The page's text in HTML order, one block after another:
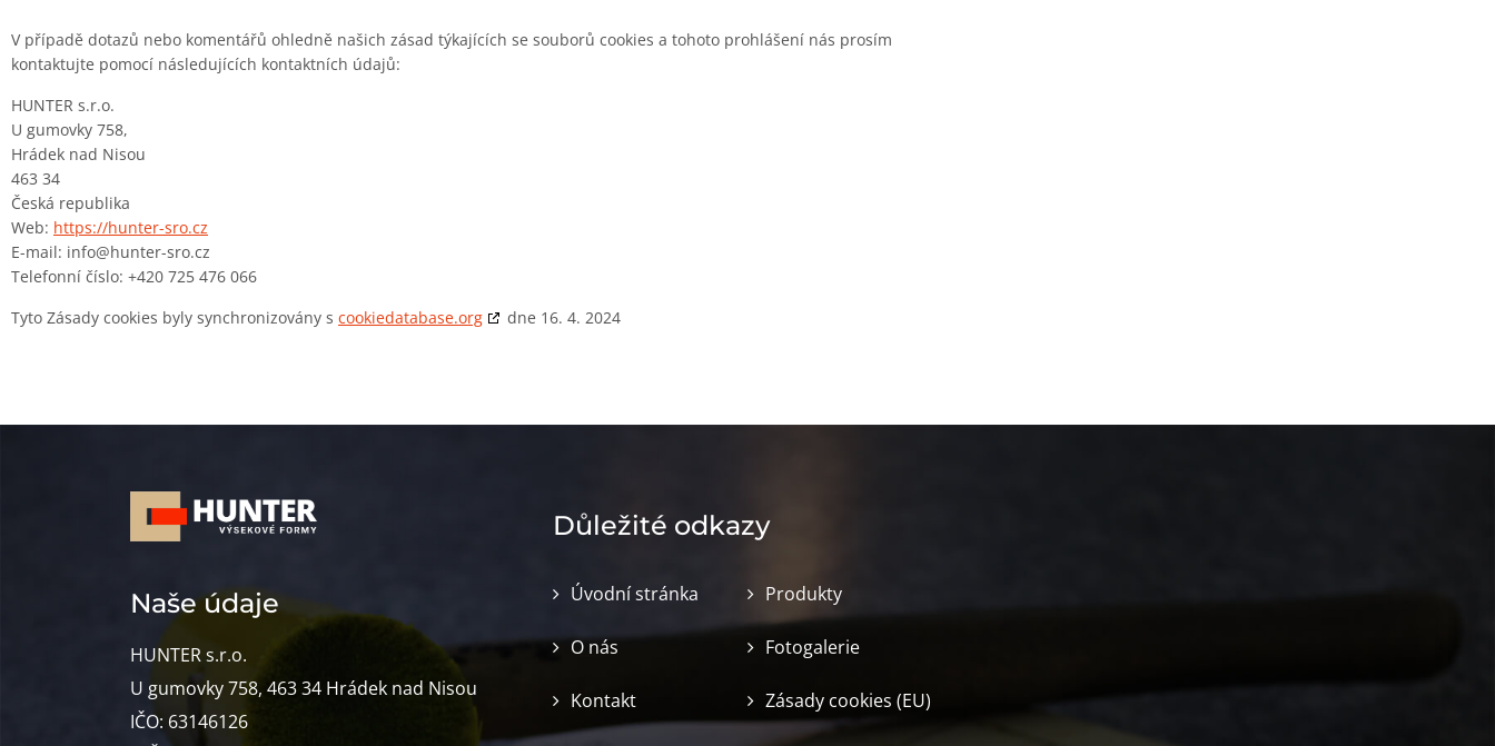
V případě dotazů nebo komentářů ohledně našich zásad týkajících se souborů cookies a tohoto prohlášení nás prosím
kontaktujte pomocí následujících kontaktních údajů:
HUNTER s.r.o.
U gumovky 758,
Hrádek nad Nisou
463 34
Česká republika
Web: https://hunter-sro.cz
E-mail: info@hunter-sro.cz
Telefonní číslo: +420 725 476 066
Tyto Zásady cookies byly synchronizovány s cookiedatabase.org dne 16. 4. 2024
Naše údaje
HUNTER s.r.o.
U gumovky 758, 463 34 Hrádek nad Nisou
IČO: 63146126
Důležité odkazy
Úvodní stránka Produkty
O nás Fotogalerie
Kontakt Zásady cookies (EU)